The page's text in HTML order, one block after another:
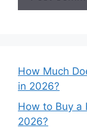
How Much
in 2026?
How to Buy a
2026?